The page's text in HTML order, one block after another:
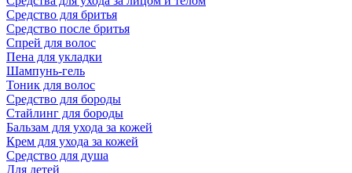
Средство для бритья
Средство после бритья
Спрей для волос
Пена для укладки
Шампунь-гель
Тоник для волос
Средство для бороды
Стайлинг для бороды
Бальзам для ухода за кожей
Крем для ухода за кожей
Средство для душа
Для детей